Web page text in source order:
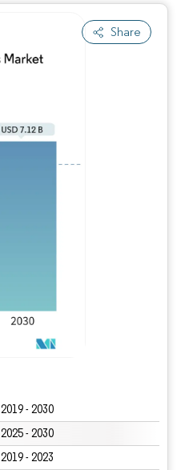
Share
2019 - 2030
2025 - 2030
2019 - 2023